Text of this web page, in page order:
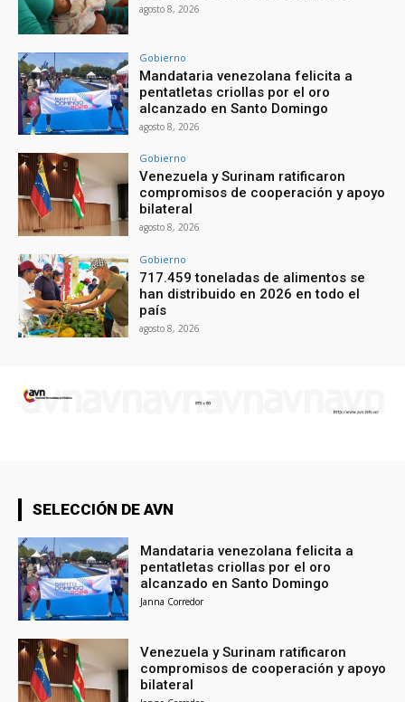
agosto 8, 2026
Gobierno
Mandataria venezolana felicita a
pentatletas criollas por el oro
alcanzado en Santo Domingo
agosto 8, 2026
Gobierno
Venezuela y Surinam ratificaron
compromisos de cooperación y apoyo
bilateral
agosto 8, 2026
Gobierno
717.459 toneladas de alimentos se
han distribuido en 2026 en todo el
país
agosto 8, 2026
SELECCIÓN DE AVN
Mandataria venezolana felicita a
pentatletas criollas por el oro
alcanzado en Santo Domingo
Janna Corredor
Venezuela y Surinam ratificaron
compromisos de cooperación y apoyo
bilateral